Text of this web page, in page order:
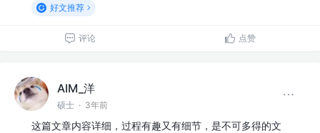
好文推荐
评论 点赞
AIM_洋
硕士 · 3年前
这篇文章内容详细，过程有趣又有细节，是不可多得的文